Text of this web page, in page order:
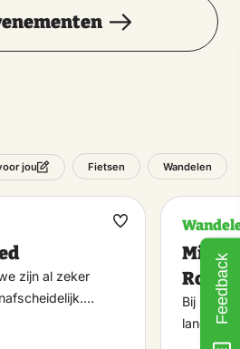
jou Fietsen Wandelen
zijn al zeker
Maak
Bij hetFeedback